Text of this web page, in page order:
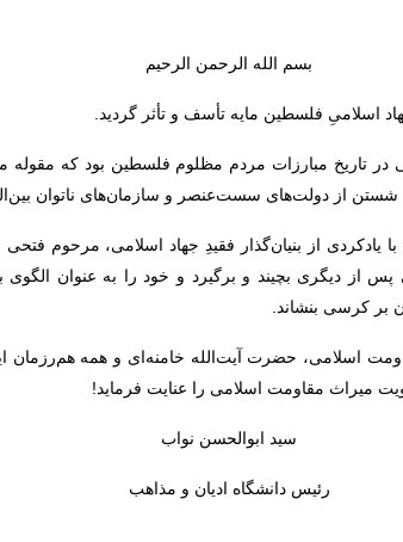
بسم الله الرحمن الرحیم
اسلامیِ فلسطین مایه تأسف و تأثر گردید.
تاریخ مبارزات مردم مظلوم فلسطین بود که مقوله
از دولت‌های سست‌عنصر و سازمان‌های ناتوان
یادکردی از بنیان‌گذار فقیدِ جهاد اسلامی، مرحوم
دیگری بچیند و برگیرد و خود را به عنوان الگوی
بر کرسی بنشاند
اسلامی، حضرت آیت‌الله خامنه‌ای و همه هم‌رزمان
میراث مقاومت اسلامی را عنایت فرماید!
سید ابوالحسن نواب
رئیس دانشگاه ادیان و مذاهب